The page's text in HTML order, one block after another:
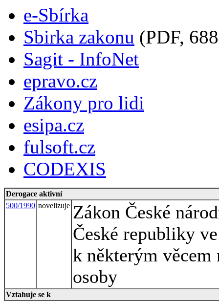
e-Sbírka
Sbirka zakonu (PDF,
Sagit - InfoNet
epravo.cz
Zákony pro lidi
esipa.cz
fulsoft.cz
CODEXIS
Derogace aktivní
500/1990 novelizuje Zákon České
České republiky
k některým
osoby
Vztahuje se k